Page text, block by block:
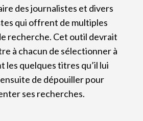
des journalistes et divers
qui offrent de multiples
recherche. Cet outil devrait
à chacun de sélectionner à
les quelques titres qu’il lui
de dépouiller pour
ses recherches.